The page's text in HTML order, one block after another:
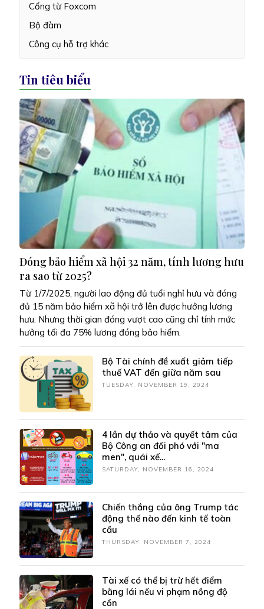
Cổng từ Foxcom
Bộ đàm
Công cụ hỗ trợ khác
Tin tiêu biểu
Đóng bảo hiểm xã hội 32 năm, tính lương hưu
ra sao từ 2025?
Từ 1/7/2025, người lao động đủ tuổi nghỉ hưu và đóng
đủ 15 năm bảo hiểm xã hội trở lên được hưởng lương
hưu. Nhưng thời gian đóng vượt cao cũng chỉ tính mức
hưởng tối đa 75% lương đóng bảo hiểm.
Bộ Tài chính đề xuất giảm tiếp
thuế VAT đến giữa năm sau
TUESDAY, NOVEMBER 19, 2024
4 lần dự thảo và quyết tâm của
Bộ Công an đối phó với "ma
men", quái xế...
SATURDAY, NOVEMBER 16, 2024
Chiến thắng của ông Trump tác
động thế nào đến kinh tế toàn
cầu
THURSDAY, NOVEMBER 7, 2024
Tài xế có thể bị trừ hết điểm
bằng lái nếu vi phạm nồng độ
cồn